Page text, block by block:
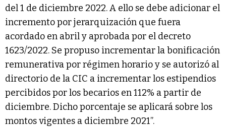
del 1 de diciembre 2022. A ello se debe adicionar el
incremento por jerarquización que fuera
acordado en abril y aprobada por el decreto
1623/2022. Se propuso incrementar la bonificación
remunerativa por régimen horario y se autorizó al
directorio de la CIC a incrementar los estipendios
percibidos por los becarios en 112% a partir de
diciembre. Dicho porcentaje se aplicará sobre los
montos vigentes a diciembre 2021”.